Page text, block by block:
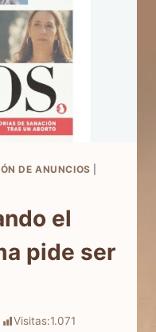
DE ANUNCIOS
el
pide ser
Visitas:1.071